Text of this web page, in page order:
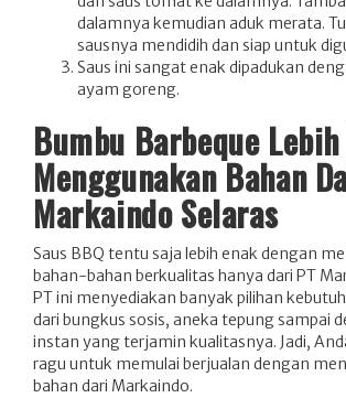
dalamnya kemudian aduk merata.
sausnya mendidih dan siap untuk
Saus ini sangat enak dipadukan
ayam goreng.
Bumbu Barbeque
Menggunakan Bahan
Markaindo Selaras
Saus BBQ tentu saja lebih enak dengan
bahan-bahan berkualitas hanya dari PT
PT ini menyediakan banyak pilihan
dari bungkus sosis, aneka tepung sampai
instan yang terjamin kualitasnya. Jadi,
ragu untuk memulai berjualan dengan
bahan dari Markaindo.